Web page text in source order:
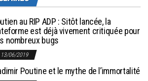
au RIP ADP : Sitôt lancée, la
est déjà vivement critiquée pour
nombreux bugs
13/06/2019
Poutine et le mythe de l’immortalité